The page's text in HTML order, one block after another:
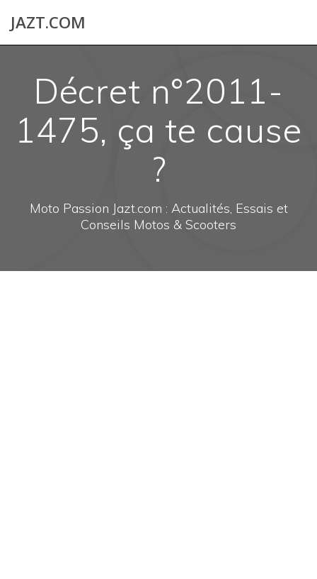
JAZT.COM
Décret n°2011-
1475, ça te cause
?
Moto Passion Jazt.com : Actualités, Essais et
Conseils Motos & Scooters